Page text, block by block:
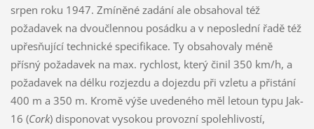
srpen roku 1947. Zmíněné zadání ale obsahoval též
požadavek na dvoučlennou posádku a v neposlední řadě též
upřesňující technické specifikace. Ty obsahovaly méně
přísný požadavek na max. rychlost, který činil 350 km/h, a
požadavek na délku rozjezdu a dojezdu při vzletu a přistání
400 m a 350 m. Kromě výše uvedeného měl letoun typu Jak-
16 (Cork) disponovat vysokou provozní spolehlivostí,